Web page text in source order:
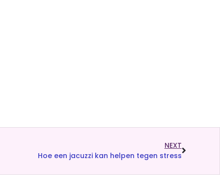
NEXT
Hoe een jacuzzi kan helpen tegen stress